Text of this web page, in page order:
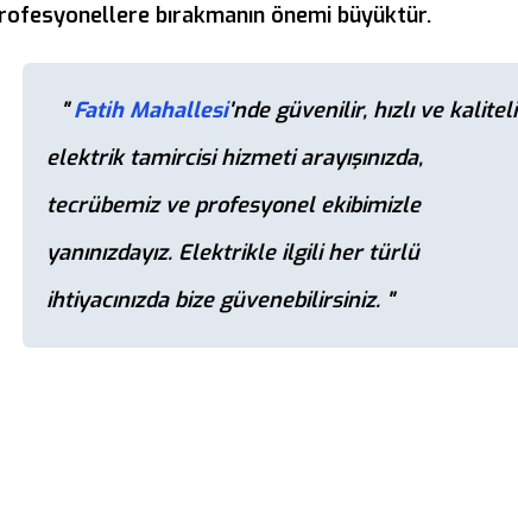
bırakmanın önemi büyüktür.
"Fatih Mahallesi'nde güvenilir, hızlı ve kaliteli
elektrik tamircisi hizmeti arayışınızda,
tecrübemiz ve profesyonel ekibimizle
yanınızdayız. Elektrikle ilgili her türlü
ihtiyacınızda bize güvenebilirsiniz. "